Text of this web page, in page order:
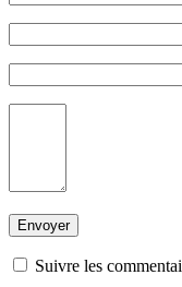
Suivre les